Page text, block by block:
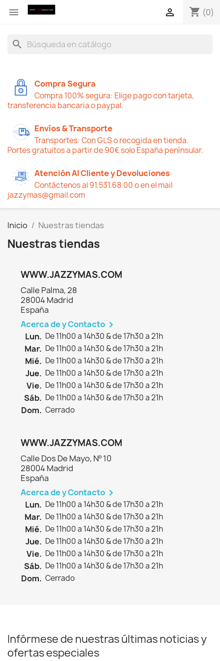
 shopping_cart (0)

search
Compra Segura
Compra 100% segura: Elige pago con tarjeta,
transferencia bancaria o paypal.
Envíos & Transporte
Transportes: Con GLS o recogida en tienda.
Portes gratuitos a partir de 90€ solo España penínsular.
Atención Al Cliente y Devoluciones
Contáctenos al 91.531.68.00 o en el mail
jazzymas@gmail.com
Inicio Nuestras tiendas
Nuestras tiendas
WWW.JAZZYMAS.COM
Calle Palma, 28
28004 Madrid
España
Acerca de y Contacto 
Lun. De 11h00 a 14h30 & de 17h30 a 21h
Mar. De 11h00 a 14h30 & de 17h30 a 21h
Mié. De 11h00 a 14h30 & de 17h30 a 21h
Jue. De 11h00 a 14h30 & de 17h30 a 21h
Vie. De 11h00 a 14h30 & de 17h30 a 21h
Sáb. De 11h00 a 14h30 & de 17h30 a 21h
Dom. Cerrado
WWW.JAZZYMAS.COM
Calle Dos De Mayo, Nº 10
28004 Madrid
España
Acerca de y Contacto 
Lun. De 11h00 a 14h30 & de 17h30 a 21h
Mar. De 11h00 a 14h30 & de 17h30 a 21h
Mié. De 11h00 a 14h30 & de 17h30 a 21h
Jue. De 11h00 a 14h30 & de 17h30 a 21h
Vie. De 11h00 a 14h30 & de 17h30 a 21h
Sáb. De 11h00 a 14h30 & de 17h30 a 21h
Dom. Cerrado
Infórmese de nuestras últimas noticias y
ofertas especiales